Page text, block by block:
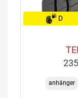
D
anhänger